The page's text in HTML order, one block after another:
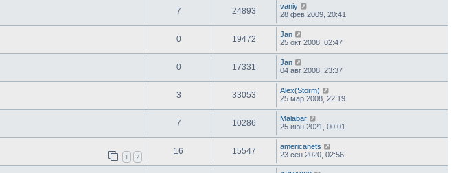
7 24893
vaniy
28 фев 2009, 20:41
0 19472
Jan
25 окт 2008, 02:47
0 17331
Jan
04 авг 2008, 23:37
3 33053
Alex(Storm)
25 мар 2008, 22:19
7 10286
Malabar
25 июн 2021, 00:01
1 2
16 15547
americanets
23 сен 2020, 02:56